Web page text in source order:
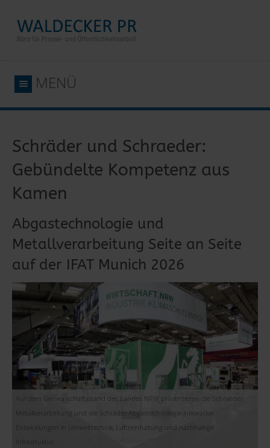
MENÜ
Schräder und Schraeder:
Gebündelte Kompetenz aus
Kamen
Abgastechnologie und
Metallverarbeitung Seite an Seite
auf der IFAT Munich 2026
Auf dem Gemeinschaftsstand des Landes NRW präsentieren die Schraeder
Metallverarbeitung und die Schräder Abgastechnologie innovative
Entwicklungen in Umwelttechnik, Luftreinhaltung und nachhaltige
Infrastruktur.